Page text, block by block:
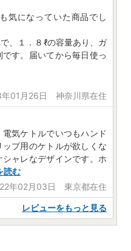
気になっていた商品でし
、１．８ℓの容量あり、ガ
す。届いてから毎日使っ
01月26日 神奈川県在住
気ケトルでいつもハンド
プ用のケトルが欲しくな
ャレなデザインです。ホ
読む
年02月03日 東京都在住
レビューをもっと見る